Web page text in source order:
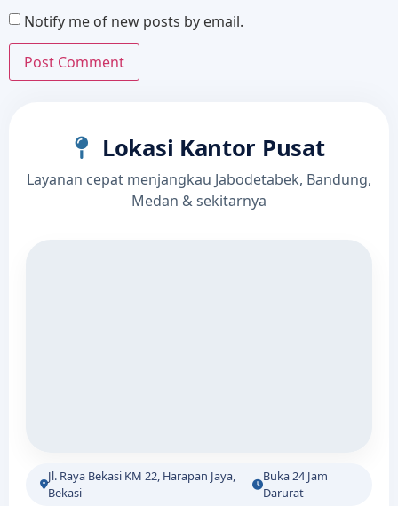
Notify me of new posts by email.
Lokasi Kantor Pusat
Layanan cepat menjangkau Jabodetabek, Bandung,
Medan & sekitarnya
Jl. Raya Bekasi KM 22, Harapan Jaya,
Bekasi
Buka 24 Jam
Darurat